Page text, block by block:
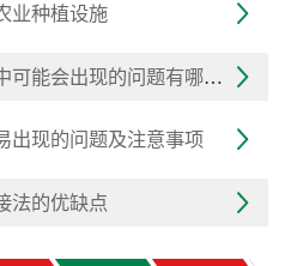

业种植设施

可能会出现的问题有哪些？

出现的问题及注意事项

法的优缺点